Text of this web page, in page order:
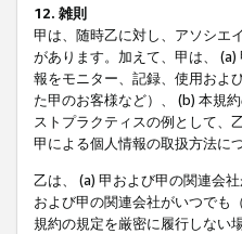
12. 雑則
甲は、随時乙に対し、アソシエ
があります。加えて、甲は、
報をモニター、記録、使用およ
た甲のお客様など）、 (b) 本規
ストプラクティスの例として、
甲による個人情報の取扱方法に
乙は、 (a) 甲および甲の関連会
および甲の関連会社がいつでも
規約の規定を厳密に履行しない